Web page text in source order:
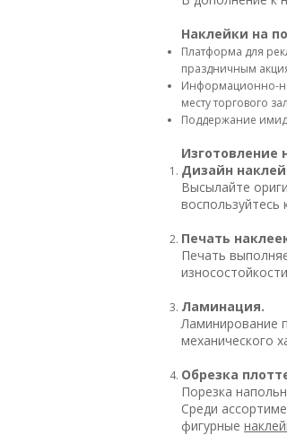
Наклейки на
Платформа для
праздничным
Информационно-
месту торгового
Поддержание
Изготовление
Дизайн
Высылайте
Печать
Печать
Ламинация.
Ламинирование
механического
Обрезка
Порезка
Среди
фигурные